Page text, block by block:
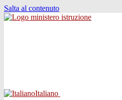
Salta al contenuto
Italiano